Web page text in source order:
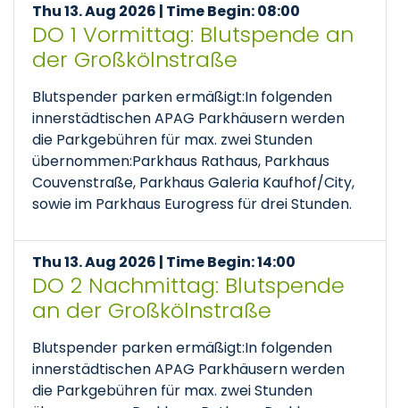
Thu 13. Aug 2026 | Time Begin: 08:00
DO 1 Vormittag: Blutspende an
der Großkölnstraße
Blutspender parken ermäßigt:In folgenden
innerstädtischen APAG Parkhäusern werden
die Parkgebühren für max. zwei Stunden
übernommen:Parkhaus Rathaus, Parkhaus
Couvenstraße, Parkhaus Galeria Kaufhof/City,
sowie im Parkhaus Eurogress für drei Stunden.
Thu 13. Aug 2026 | Time Begin: 14:00
DO 2 Nachmittag: Blutspende
an der Großkölnstraße
Blutspender parken ermäßigt:In folgenden
innerstädtischen APAG Parkhäusern werden
die Parkgebühren für max. zwei Stunden